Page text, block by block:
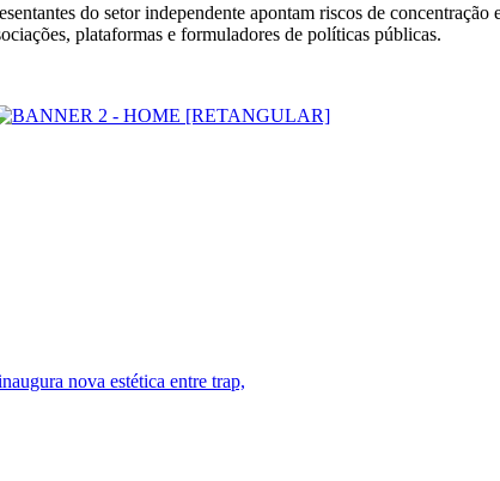
do setor independente apontam riscos de
plataformas e formuladores de políticas públicas.
nova estética entre trap,